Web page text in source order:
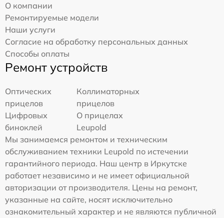
О компании
Ремонтируемые модели
Наши услуги
Согласие на обработку персональных данных
Способы оплаты
Ремонт устройств
Оптических
прицелов
Коллиматорных
прицелов
Цифровых
биноклей
О прицелах
Leupold
Мы занимаемся ремонтом и техническим
обслуживанием техники Leupold по истечении
гарантийного периода. Наш центр в Иркутске
работает независимо и не имеет официальной
авторизации от производителя. Цены на ремонт,
указанные на сайте, носят исключительно
ознакомительный характер и не являются публичной